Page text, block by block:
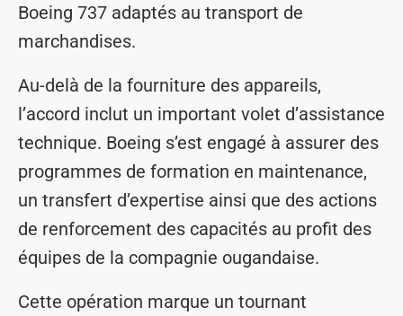
Boeing 737 adaptés au transport de
marchandises.
Au-delà de la fourniture des appareils,
l’accord inclut un important volet d’assistance
technique. Boeing s’est engagé à assurer des
programmes de formation en maintenance,
un transfert d’expertise ainsi que des actions
de renforcement des capacités au profit des
équipes de la compagnie ougandaise.
Cette opération marque un tournant